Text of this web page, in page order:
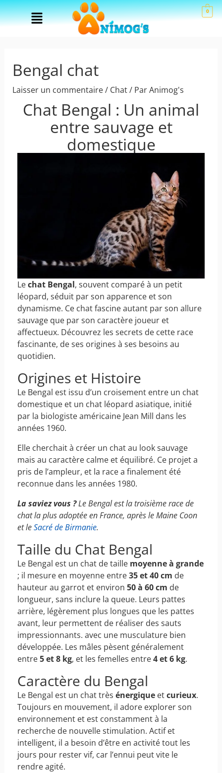
Aller
au
Menu 0
Bengal chat
Laisser un commentaire/ Chat/ ParAnimog's
Chat Bengal : Un animal
entre sauvage et
domestique
Lechat Bengal, souvent comparé à un petit
léopard, séduit par son apparence et son
dynamisme. Ce chat fascine autant par son allure
sauvage que par son caractère joueur et
affectueux. Découvrez les secrets de cette race
fascinante, de ses origines à ses besoins au
quotidien.
Origines et Histoire
Le Bengal est issu d’un croisement entre un chat
domestique et un chat léopard asiatique, initié
par la biologiste américaine Jean Mill dans les
années 1960.
Elle cherchait à créer un chat au look sauvage
mais au caractère calme et équilibré. Ce projet a
pris de l’ampleur, et la race a finalement été
reconnue dans les années 1980.
La saviez vous ?Le Bengal est la troisième race de
chat la plus adoptée en France, après le Maine Coon
et leSacré de Birmanie.
Taille du Chat Bengal
Le Bengal est un chat de taille moyenne à grande
; il mesure en moyenne entre35 et 40 cm de
hauteur au garrot et environ 50 à 60 cm de
longueur, sans inclure la queue. Leurs pattes
arrière, légèrement plus longues que les pattes
avant, leur permettent de réaliser des sauts
impressionnants. avec une musculature bien
développée. Les mâles pèsent généralement
entre5 et 8 kg, et les femelles entre4 et 6 kg.
Caractère du Bengal
Le Bengal est un chat très énergiqueetcurieux.
Toujours en mouvement, il adore explorer son
environnement et est constamment à la
recherche de nouvelle stimulation. Actif et
intelligent, il a besoin d’être en activité tout les
jours pour rester vif, car l’ennui peut vite le
rendre agité.